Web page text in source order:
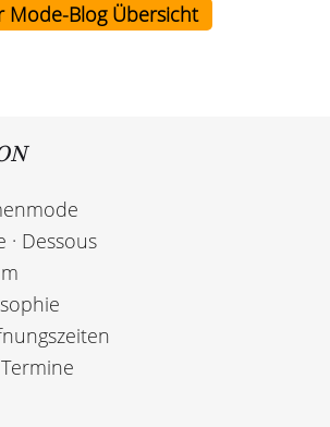
Mode-Blog Übersicht
· Dessous
Termine